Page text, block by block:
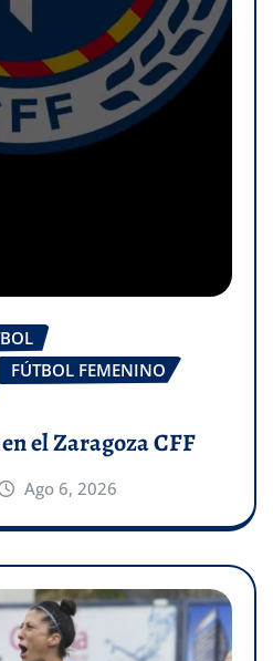
FÚTBOL FEMENINO
el Zaragoza CFF
Ago 6, 2026